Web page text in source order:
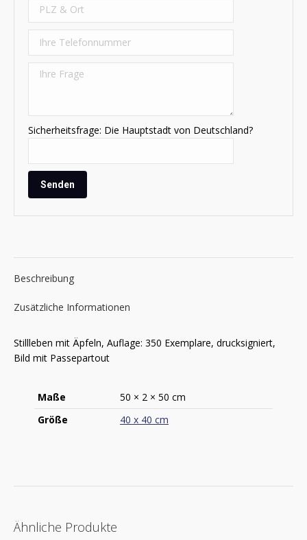
Sicherheitsfrage: Die Hauptstadt von Deutschland?
Beschreibung
Zusätzliche Informationen
Stillleben mit Äpfeln, Auflage: 350 Exemplare, drucksigniert,
Bild mit Passepartout
Maße
50 × 2 × 50 cm
Größe
40 x 40 cm
Ähnliche Produkte